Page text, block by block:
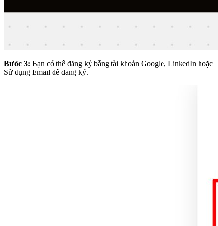
Bước 3: Bạn có thể đăng ký bằng tài khoản Google, LinkedIn hoặc
Sử dụng Email để đăng ký.